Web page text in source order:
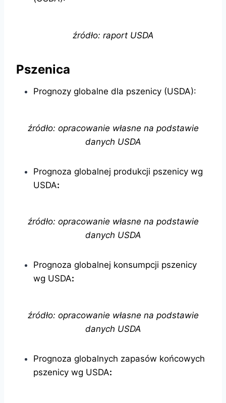
źródło: raport USDA
Pszenica
Prognozy globalne dla pszenicy (USDA):
źródło: opracowanie własne na podstawie
danych USDA
Prognoza globalnej produkcji pszenicy wg
USDA:
źródło: opracowanie własne na podstawie
danych USDA
Prognoza globalnej konsumpcji pszenicy
wg USDA:
źródło: opracowanie własne na podstawie
danych USDA
Prognoza globalnych zapasów końcowych
pszenicy wg USDA: